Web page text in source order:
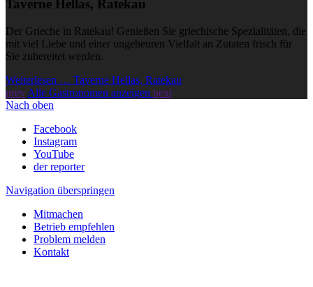
Taverne Hellas, Ratekau
Der Grieche in Ratekau! Genießen Sie griechische Spezialitäten, die
mit viel Liebe und einer ungeheuren Vielfalt an Zutaten frisch für
Sie zubereitet werden.
Weiterlesen … Taverne Hellas, Ratekau
prev Alle Gastronomen anzeigen next
Nach oben
Facebook
Instagram
YouTube
der reporter
Navigation überspringen
Mitmachen
Betrieb empfehlen
Problem melden
Kontakt